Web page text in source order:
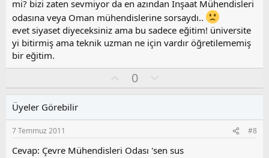
mi? bizi zaten sevmiyor da en azından İnşaat Mühendisleri
odasına veya Oman mühendislerine sorsaydı..
evet siyaset diyeceksiniz ama bu sadece eğitim! üniversite
yi bitirmiş ama teknik uzman ne için vardır öğretilememiş
bir eğitim.
y
0
l
s
u
z
Üyeler Görebilir
7 Temmuz 2011 #8
Cevap: Çevre Mühendisleri Odası 'sen sus